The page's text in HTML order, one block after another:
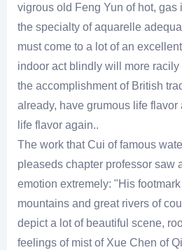
vigrous old Feng Yun of hot, gas
the specialty of aquarelle
must come to a lot of an
indoor act blindly will more
the accomplishment of British
already, have grumous life
life flavor again..
The work that Cui of famous
pleaseds chapter professor saw
emotion extremely: "His
mountains and great rivers of
depict a lot of beautiful scene,
feelings of mist of Xue Chen of